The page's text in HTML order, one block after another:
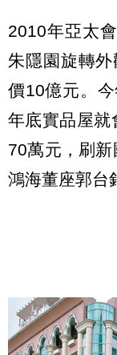
2010年亞太
朱隱園旋轉
價10億元。
年底實品屋就
70萬元，刷
鴻海董座郭台